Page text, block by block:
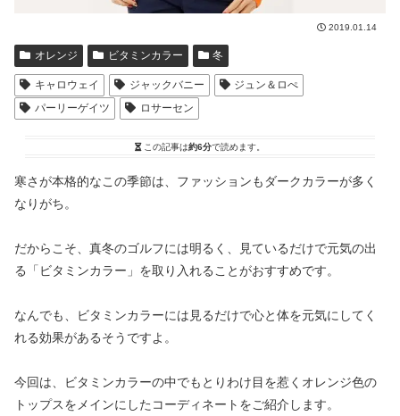
2019.01.14
オレンジ ビタミンカラー 冬
キャロウェイ ジャックバニー
ジュン＆ロぺ
パーリーゲイツ
ロサーセン
この記事は約6分で読めます。
寒さが本格的なこの季節は、ファッションもダークカラーが多く
なりがち。
だからこそ、真冬のゴルフには明るく、見ているだけで元気の出
る「ビタミンカラー」を取り入れることがおすすめです。
なんでも、ビタミンカラーには見るだけで心と体を元気にしてく
れる効果があるそうですよ。
今回は、ビタミンカラーの中でもとりわけ目を惹くオレンジ色の
トップスをメインにしたコーディネートをご紹介します。